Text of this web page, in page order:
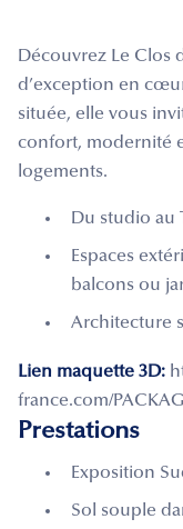
Découvrez Le Clos
d’exception en
située, elle vous
confort, modernité
logements.
Du studio au
Espaces
balcons ou
Architecture
Lien maquette 3D:
france.com/
Prestations
Exposition
Sol souple